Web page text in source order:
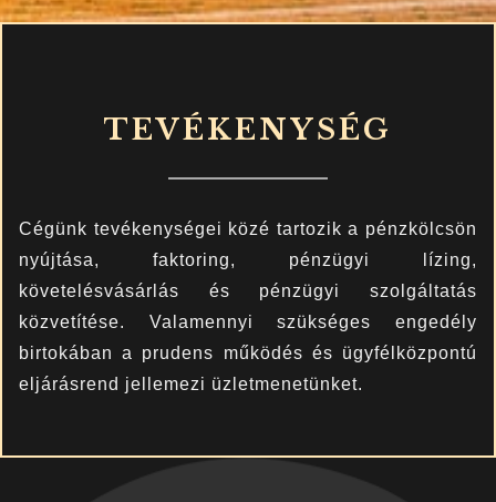
TEVÉKENYSÉG
Cégünk tevékenységei közé tartozik a pénzkölcsön
nyújtása, faktoring, pénzügyi lízing,
követelésvásárlás és pénzügyi szolgáltatás
közvetítése. Valamennyi szükséges engedély
birtokában a prudens működés és ügyfélközpontú
eljárásrend jellemezi üzletmenetünket.